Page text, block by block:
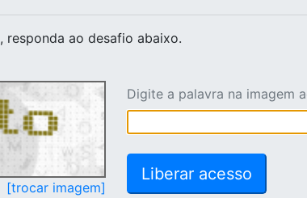
, responda ao desafio abaixo.
[trocar imagem]
Digite a palavra na imagem